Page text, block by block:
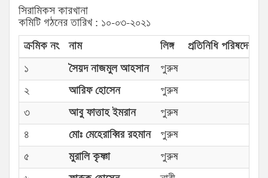
সিরামিকস কারখানা
কমিটি গঠনের তারিখ : ১০-০৩-২০২১
ক্রমিক নং
নাম লিঙ্গ
প্রতিনিধি পরিষদের
১
সৈয়দ নাজমুল আহসান
পুরুষ
২
আরিফ হোসেন
পুরুষ
৩
আবু ফাত্তাহ ইমরান
পুরুষ
৪
মোঃ মেহেরাব্বির রহমান
পুরুষ
৫
মুরালি কৃষ্ণা
পুরুষ